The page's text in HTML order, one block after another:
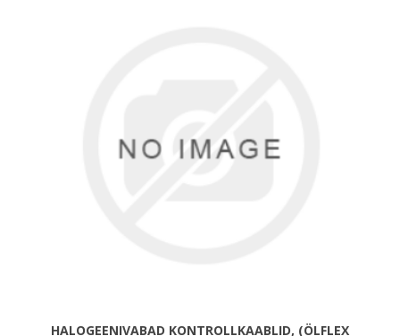
HALOGEENIVABAD KONTROLLKAABLID, (ÖLFLEX